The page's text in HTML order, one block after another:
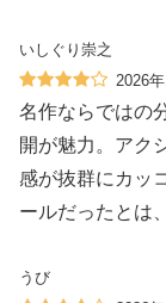
いしぐり崇之
2026
名作ならではの
開が魅力。アク
感が抜群にカッ
ールだったとは
うび